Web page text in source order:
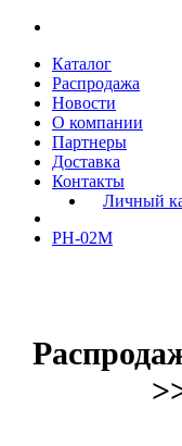
Каталог
Распродажа
Новости
О компании
Партнеры
Доставка
Контакты
Личный
РН-02М